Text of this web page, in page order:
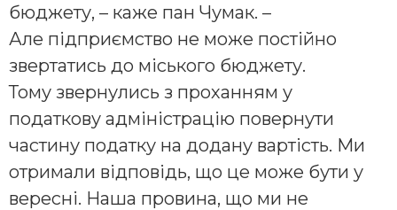
бюджету, – каже пан Чумак. –
Але підприємство не може постійно
звертатись до міського бюджету.
Тому звернулись з проханням у
податкову адміністрацію повернути
частину податку на додану вартість. Ми
отримали відповідь, що це може бути у
вересні. Наша провина, що ми не